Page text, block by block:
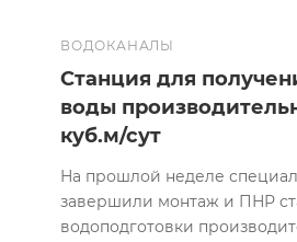
ВОДОКАНАЛЫ
Станция для
воды
куб.м/сут
На прошлой неделе
завершили монтаж и ПНР
водоподготовки